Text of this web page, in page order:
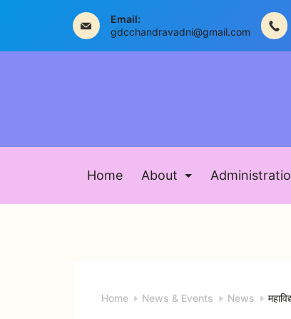
Email:
gdcchandravadni@gmail.com
Home About
Home News & Events News